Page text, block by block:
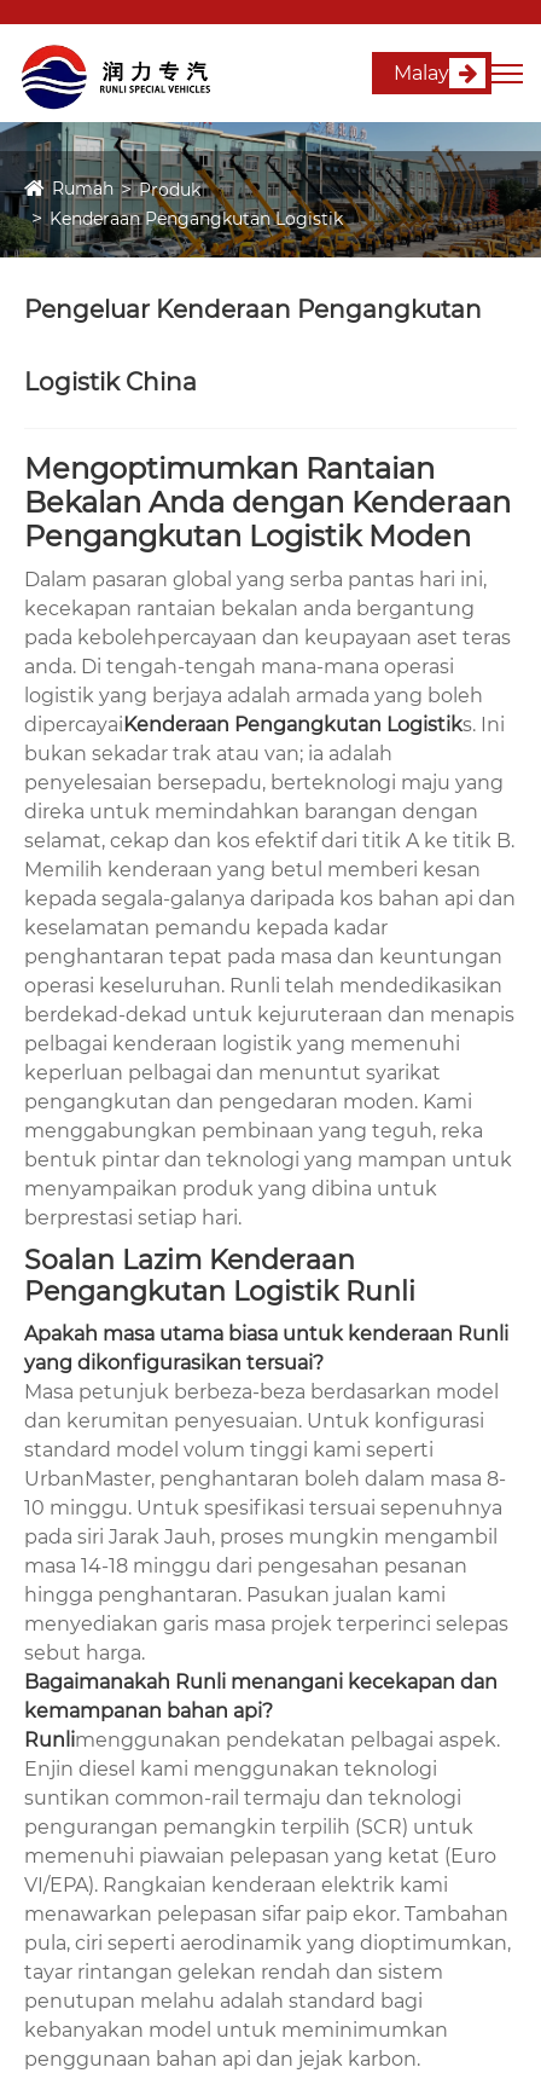
Malay
Rumah
Produk
Kenderaan Pengangkutan Logistik
Pengeluar Kenderaan Pengangkutan
Logistik China
Mengoptimumkan Rantaian
Bekalan Anda dengan Kenderaan
Pengangkutan Logistik Moden
Dalam pasaran global yang serba pantas hari ini,
kecekapan rantaian bekalan anda bergantung
pada kebolehpercayaan dan keupayaan aset teras
anda. Di tengah-tengah mana-mana operasi
logistik yang berjaya adalah armada yang boleh
dipercayaiKenderaan Pengangkutan Logistiks. Ini
bukan sekadar trak atau van; ia adalah
penyelesaian bersepadu, berteknologi maju yang
direka untuk memindahkan barangan dengan
selamat, cekap dan kos efektif dari titik A ke titik B.
Memilih kenderaan yang betul memberi kesan
kepada segala-galanya daripada kos bahan api dan
keselamatan pemandu kepada kadar
penghantaran tepat pada masa dan keuntungan
operasi keseluruhan. Runli telah mendedikasikan
berdekad-dekad untuk kejuruteraan dan menapis
pelbagai kenderaan logistik yang memenuhi
keperluan pelbagai dan menuntut syarikat
pengangkutan dan pengedaran moden. Kami
menggabungkan pembinaan yang teguh, reka
bentuk pintar dan teknologi yang mampan untuk
menyampaikan produk yang dibina untuk
berprestasi setiap hari.
Soalan Lazim Kenderaan
Pengangkutan Logistik Runli
Apakah masa utama biasa untuk kenderaan Runli
yang dikonfigurasikan tersuai?
Masa petunjuk berbeza-beza berdasarkan model
dan kerumitan penyesuaian. Untuk konfigurasi
standard model volum tinggi kami seperti
UrbanMaster, penghantaran boleh dalam masa 8-
10 minggu. Untuk spesifikasi tersuai sepenuhnya
pada siri Jarak Jauh, proses mungkin mengambil
masa 14-18 minggu dari pengesahan pesanan
hingga penghantaran. Pasukan jualan kami
menyediakan garis masa projek terperinci selepas
sebut harga.
Bagaimanakah Runli menangani kecekapan dan
kemampanan bahan api?
Runlimenggunakan pendekatan pelbagai aspek.
Enjin diesel kami menggunakan teknologi
suntikan common-rail termaju dan teknologi
pengurangan pemangkin terpilih (SCR) untuk
memenuhi piawaian pelepasan yang ketat (Euro
VI/EPA). Rangkaian kenderaan elektrik kami
menawarkan pelepasan sifar paip ekor. Tambahan
pula, ciri seperti aerodinamik yang dioptimumkan,
tayar rintangan gelekan rendah dan sistem
penutupan melahu adalah standard bagi
kebanyakan model untuk meminimumkan
penggunaan bahan api dan jejak karbon.